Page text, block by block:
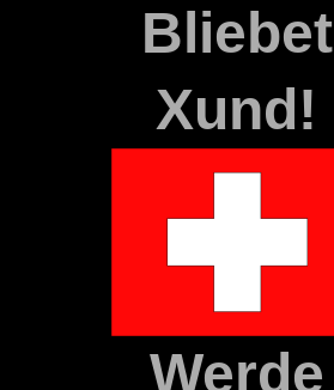
Bliebet
Xund!
Werde